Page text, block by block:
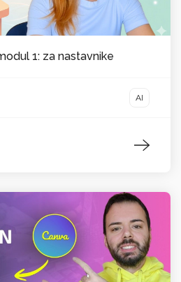
1: za nastavnike
AI